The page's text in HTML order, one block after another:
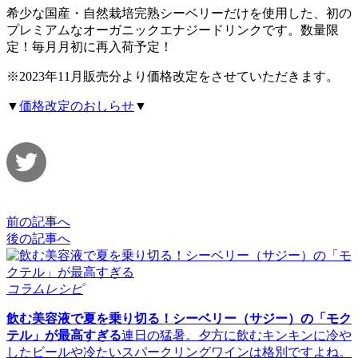
希少な国産・自然栽培完熟シーベリーだけを使用した、初の
プレミアムなオーガニックエナジードリンクです。数量限
定！毎月月初に再入荷予定！
※2023年11月販売分より価格改定をさせていただきます。
▼価格改定のおしらせ▼
前の記事へ
後の記事へ
コラムレシピ
飲む美容液で夏を乗り切る！シーベリー（サジー）の「モク
テル」が最高すぎる連日の猛暑。夕方に飲むキンキンに冷や
したビールや冷たいスパークリングワインは格別ですよね。